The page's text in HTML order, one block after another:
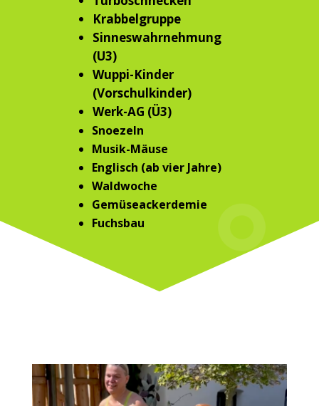
Krabbelgruppe
Sinneswahrnehmung
(U3)
Wuppi-Kinder
(Vorschulkinder)
Werk-AG (Ü3)
Snoezeln
Musik-Mäuse
Englisch (ab vier Jahre)
Waldwoche
Gemüseackerdemie
Fuchsbau